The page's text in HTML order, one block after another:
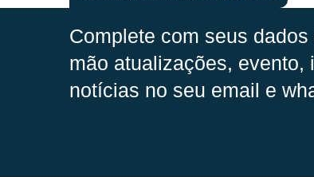
Complete com seus
mão atualizações, evento,
notícias no seu email e